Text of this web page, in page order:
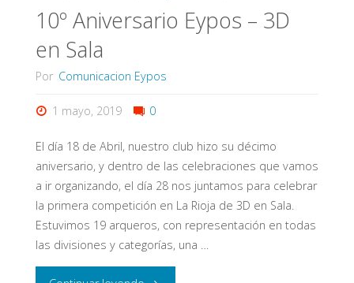
10º Aniversario Eypos – 3D
en Sala
Por Comunicacion Eypos
1 mayo, 2019 0
El día 18 de Abril, nuestro club hizo su décimo
aniversario, y dentro de las celebraciones que vamos
a ir organizando, el día 28 nos juntamos para celebrar
la primera competición en La Rioja de 3D en Sala.
Estuvimos 19 arqueros, con representación en todas
las divisiones y categorías, una …